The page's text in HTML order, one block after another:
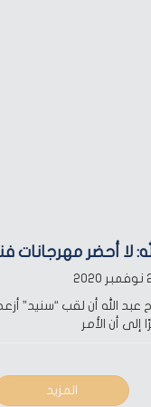
لا أحضر مهرجانات
عبد الله أن لقب “سنيد”
إلى أن الأمر
المزيد